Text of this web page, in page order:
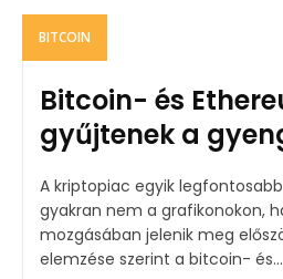
BITCOIN
Bitcoin- és
gyűjtenek a
A kriptopiac egyik
gyakran nem a grafikonokon,
mozgásában jelenik meg először. A CryptoQuant
elemzése szerint a bitcoin- és...